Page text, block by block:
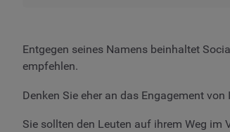
Entgegen seines Namens beinhaltet
empfehlen.
Denken Sie eher an das Engagement
Sie sollten den Leuten auf ihrem Weg